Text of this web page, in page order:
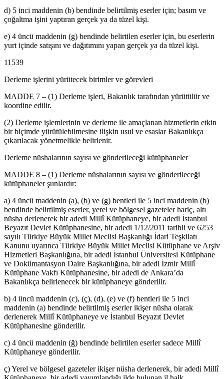
d) 5 inci maddenin (b) bendinde belirtilmiş eserler için; basım ve
çoğaltma işini yaptıran gerçek ya da tüzel kişi.
e) 4 üncü maddenin (g) bendinde belirtilen eserler için, bu eserlerin
yurt içinde satışını ve dağıtımını yapan gerçek ya da tüzel kişi.
11539
Derleme işlerini yürütecek birimler ve görevleri
MADDE 7 – (1) Derleme işleri, Bakanlık tarafından yürütülür ve
koordine edilir.
(2) Derleme işlemlerinin ve derleme ile amaçlanan hizmetlerin etkin
bir biçimde yürütülebilmesine ilişkin usul ve esaslar Bakanlıkça
çıkarılacak yönetmelikle belirlenir.
Derleme nüshalarının sayısı ve gönderileceği kütüphaneler
MADDE 8 – (1) Derleme nüshalarının sayısı ve gönderileceği
kütüphaneler şunlardır:
a) 4 üncü maddenin (a), (b) ve (g) bentleri ile 5 inci maddenin (b)
bendinde belirtilmiş eserler, yerel ve bölgesel gazeteler hariç, altı
nüsha derlenerek bir adedi Millî Kütüphaneye, bir adedi İstanbul
Beyazıt Devlet Kütüphanesine, bir adedi 1/12/2011 tarihli ve 6253
sayılı Türkiye Büyük Millet Meclisi Başkanlığı İdari Teşkilatı
Kanunu uyarınca Türkiye Büyük Millet Meclisi Kütüphane ve Arşiv
Hizmetleri Başkanlığına, bir adedi İstanbul Üniversitesi Kütüphane
ve Dokümantasyon Daire Başkanlığına, bir adedi İzmir Millî
Kütüphane Vakfı Kütüphanesine, bir adedi de Ankara’da
Bakanlıkça belirlenecek bir kütüphaneye gönderilir.
b) 4 üncü maddenin (c), (ç), (d), (e) ve (f) bentleri ile 5 inci
maddenin (a) bendinde belirtilmiş eserler ikişer nüsha olarak
derlenerek Millî Kütüphaneye ve İstanbul Beyazıt Devlet
Kütüphanesine gönderilir.
c) 4 üncü maddenin (ğ) bendinde belirtilen eserler sadece Millî
Kütüphaneye gönderilir.
ç) Yerel ve bölgesel gazeteler ikişer nüsha derlenerek, bir adedi Millî